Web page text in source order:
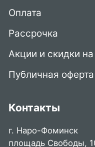
Оплата
Рассрочка
Акции и скидки на
Публичная
Контакты
г. Наро-Фоминск
площадь Свободы,